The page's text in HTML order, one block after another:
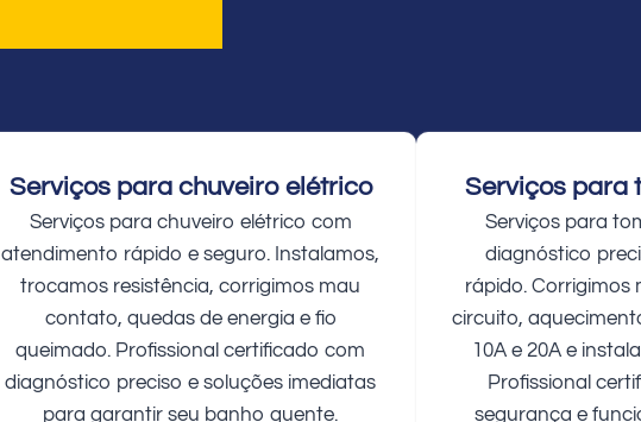
Serviços para chuveiro elétrico
Serviços para chuveiro elétrico com
atendimento rápido e seguro. Instalamos,
trocamos resistência, corrigimos mau
contato, quedas de energia e fio
queimado. Profissional certificado com
diagnóstico preciso e soluções imediatas
para garantir seu banho quente.
Serviços para
Serviços para
diagnóstico
rápido.
circuito,
10A e 20A e
Profissional
segurança e